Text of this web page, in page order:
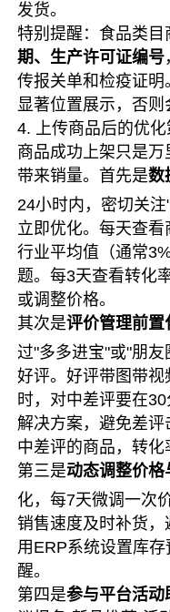
发货。
特别提醒：食品类目
期、生产许可证编号
传报关单和检疫证
显著位置展示，否则
4. 上传商品后的优
商品成功上架只是
带来销量。首先是数
24小时内，密切关
立即优化。每天查
行业平均值（通常
题。每3天查看转化
或调整价格。
其次是评价管理前置
过"多多进宝"或"朋
好评。好评带图带视
时，对中差评要在
解决方案，避免差
中差评的商品，转化
第三是动态调整价格
化，每7天微调一次
销售速度及时补货
用ERP系统设置库
醒。
第四是参与平台活动